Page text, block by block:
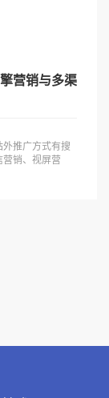
营销与多渠
推广方式有搜
销、视屏营